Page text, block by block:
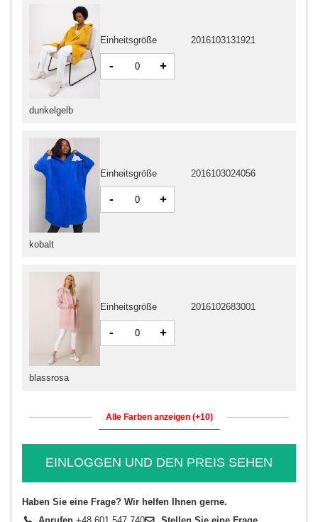
dunkelgelb
Einheitsgröße 2016103131921
- +
kobalt
Einheitsgröße 2016103024056
- +
blassrosa
Einheitsgröße 2016102683001
- +
Alle Farben anzeigen (+10)
EINLOGGEN UND DEN PREIS SEHEN
Haben Sie eine Frage? Wir helfen Ihnen gerne.